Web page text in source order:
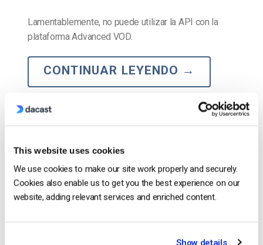
This website uses cookies
We use cookies to make our site work properly and securely.
Cookies also enable us to get you the best experience on our
website, adding relevant services and enriched content.
Show details
Lamentablemente, no puede utilizar la API con la
plataforma Advanced VOD.
CONTINUAR LEYENDO →
1 2 3
Search